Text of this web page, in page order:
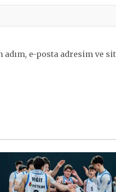
e-posta adresim ve